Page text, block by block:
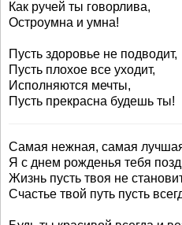
Как ручей ты говорлива,
Остроумна и умна!
Пусть здоровье не подводит,
Пусть плохое все уходит,
Исполняются мечты,
Пусть прекрасна будешь ты!
Самая нежная, самая
Я с днем рожденья тебя
Жизнь пусть твоя не
Счастье твой путь пусть